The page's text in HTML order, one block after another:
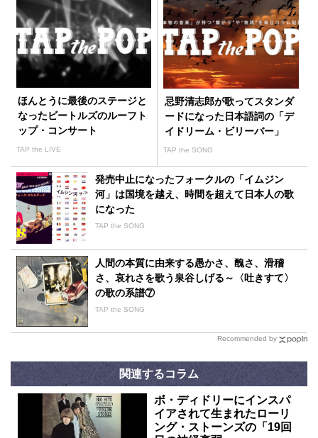
ほんとうに最後のステージと
なったビートルズのルーフト
ップ・コンサート
TAP the LIVE
忌野清志郎が歌ってスタンダ
ードになった日本語詞の「デ
イドリーム・ビリーバー」
TAP the SONG
発売中止になったフォークルの「イムジン
河」は国境を越え、時間を超えて日本人の歌
になった
TAP the SONG
人間の本質に由来する愚かさ、醜さ、滑稽
さ、哀れさを歌う泉谷しげる～〈吐きすて〉
の歌の系譜⑦
TAP the SONG
Recommended by
関連するコラム
ボ・ディドリーにインスパ
イアされて生まれたローリ
ング・ストーンズの「19回